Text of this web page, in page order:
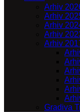
Arhiv
Arhiv
Arhiv
Arhiv
Arhiv
Gradiva